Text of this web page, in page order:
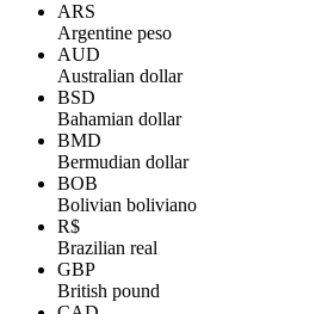
ARS
Argentine peso
AUD
Australian dollar
BSD
Bahamian dollar
BMD
Bermudian dollar
BOB
Bolivian boliviano
R$
Brazilian real
GBP
British pound